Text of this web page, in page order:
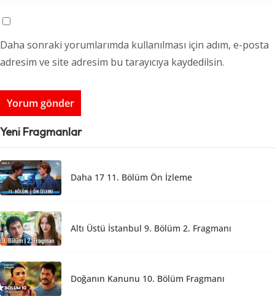
Daha sonraki yorumlarımda kullanılması için adım, e-posta
adresim ve site adresim bu tarayıcıya kaydedilsin.
Yeni Fragmanlar
Daha 17 11. Bölüm Ön İzleme
Altı Üstü İstanbul 9. Bölüm 2. Fragmanı
Doğanın Kanunu 10. Bölüm Fragmanı